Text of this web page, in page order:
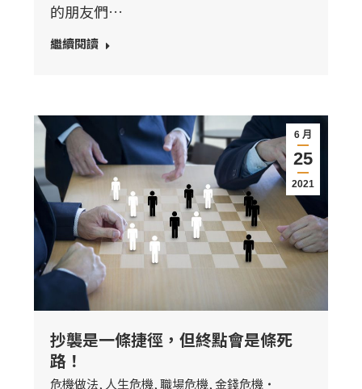
的朋友們…
繼續閱讀
6 月
25
2021
抄襲是一條捷徑，但終點會是條死
路！
危機做法, 人生危機,職場危機,金錢危機